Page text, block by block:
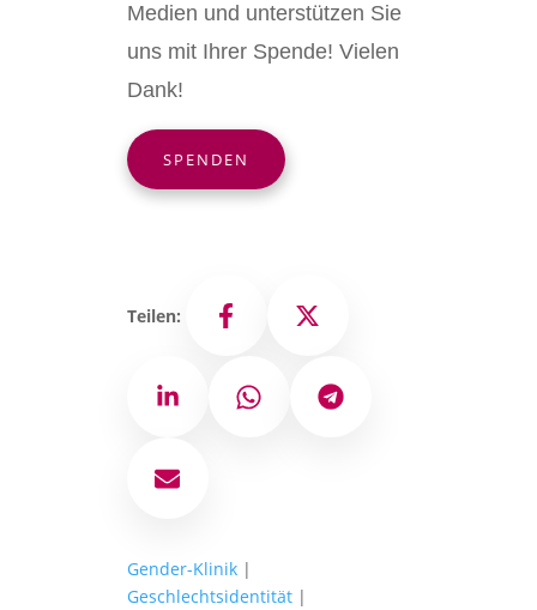
Medien und unterstützen Sie
uns mit Ihrer Spende! Vielen
Dank!
SPENDEN
Teilen: Facebook X
LinkedIn WhatsAppTelegram
E-Mail
Gender-Klinik|
Geschlechtsidentität|